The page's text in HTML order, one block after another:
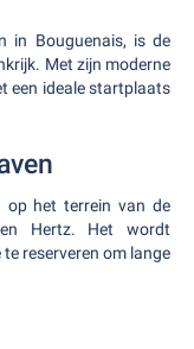
in Bouguenais, is de
Met zijn moderne
een ideale startplaats
op het terrein van de
en Hertz. Het wordt
reserveren om lange